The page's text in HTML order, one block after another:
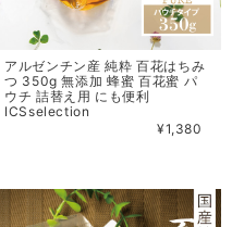
アルゼンチン産 純粋 百花はちみ
つ 350g 無添加 蜂蜜 百花蜜 パ
ウチ 詰替え用 にも便利
ICSselection
¥1,380